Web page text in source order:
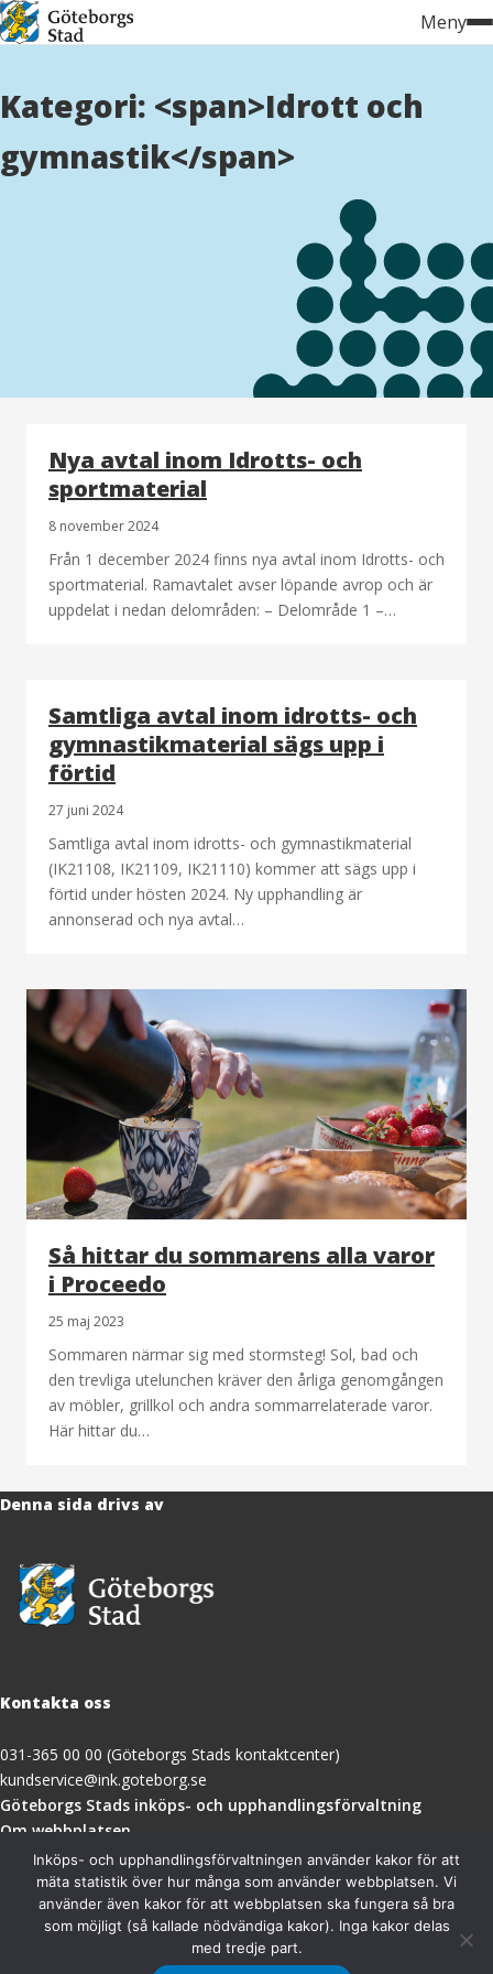
Hoppa
till
Meny
Kategori: <span>Idrott och
gymnastik</span>
Nya avtal inom Idrotts- och
sportmaterial
8 november 2024
Från 1 december 2024 finns nya avtal inom Idrotts- och
sportmaterial. Ramavtalet avser löpande avrop och är
uppdelat i nedan delområden: – Delområde 1 –…
Samtliga avtal inom idrotts- och
gymnastikmaterial sägs upp i
förtid
27 juni 2024
Samtliga avtal inom idrotts- och gymnastikmaterial
(IK21108, IK21109, IK21110) kommer att sägs upp i
förtid under hösten 2024. Ny upphandling är
annonserad och nya avtal…
Så hittar du sommarens alla varor
i Proceedo
25 maj 2023
Sommaren närmar sig med stormsteg! Sol, bad och
den trevliga utelunchen kräver den årliga genomgången
av möbler, grillkol och andra sommarrelaterade varor.
Här hittar du…
Denna sida drivs av
Kontakta oss
031-365 00 00 (Göteborgs Stads kontaktcenter)
kundservice@ink.goteborg.se
Göteborgs Stads inköps- och upphandlingsförvaltning(öppnas
nytt
fönster)
Om webbplatsen
Tillgänglighetsredogörelse
Besöksadress
Göteborgs Stads inköps- och upphandlingsförvaltning
Inköps- och upphandlingsförvaltningen använder kakor för att
mäta statistik över hur många som använder webbplatsen. Vi
använder även kakor för att webbplatsen ska fungera så bra
som möjligt (så kallade nödvändiga kakor). Inga kakor delas
med tredje part.